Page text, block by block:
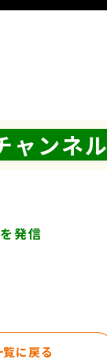
ャンネル
発信
覧に戻る